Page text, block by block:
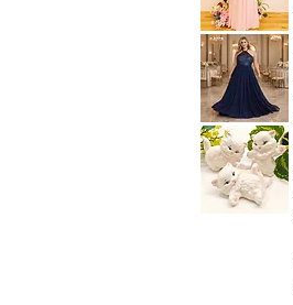
Prom
Party
Dress
Size
11
Hayley
Paige
Pink
Occasions
Wedding
Gown
Dress
size
14
Lulus
Sequin
Chiffon
Halter
Matte
Navy
Long
Dress